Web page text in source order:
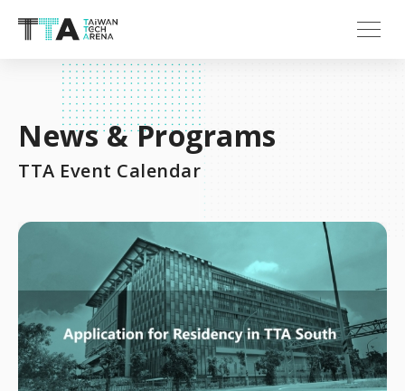
News & Programs
TTA Event Calendar